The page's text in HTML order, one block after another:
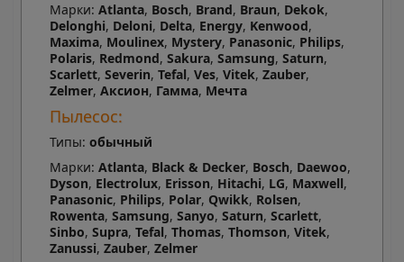
Марки: Atlanta, Bosch, Brand, Braun, Dekok,
Delonghi, Deloni, Delta, Energy, Kenwood,
Maxima, Moulinex, Mystery, Panasonic, Philips,
Polaris, Redmond, Sakura, Samsung, Saturn,
Scarlett, Severin, Tefal, Ves, Vitek, Zauber,
Zelmer, Аксион, Гамма, Мечта
Пылесос:
Типы: обычный
Марки: Atlanta, Black & Decker, Bosch, Daewoo,
Dyson, Electrolux, Erisson, Hitachi, LG, Maxwell,
Panasonic, Philips, Polar, Qwikk, Rolsen,
Rowenta, Samsung, Sanyo, Saturn, Scarlett,
Sinbo, Supra, Tefal, Thomas, Thomson, Vitek,
Zanussi, Zauber, Zelmer